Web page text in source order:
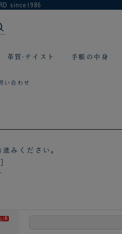
since1986
革質·テイスト 手帳の中身
い合わせ
みください。